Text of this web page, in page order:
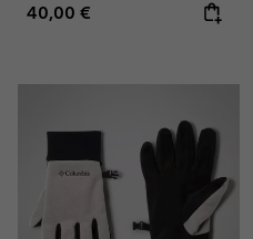
Regular price:
40,00 €